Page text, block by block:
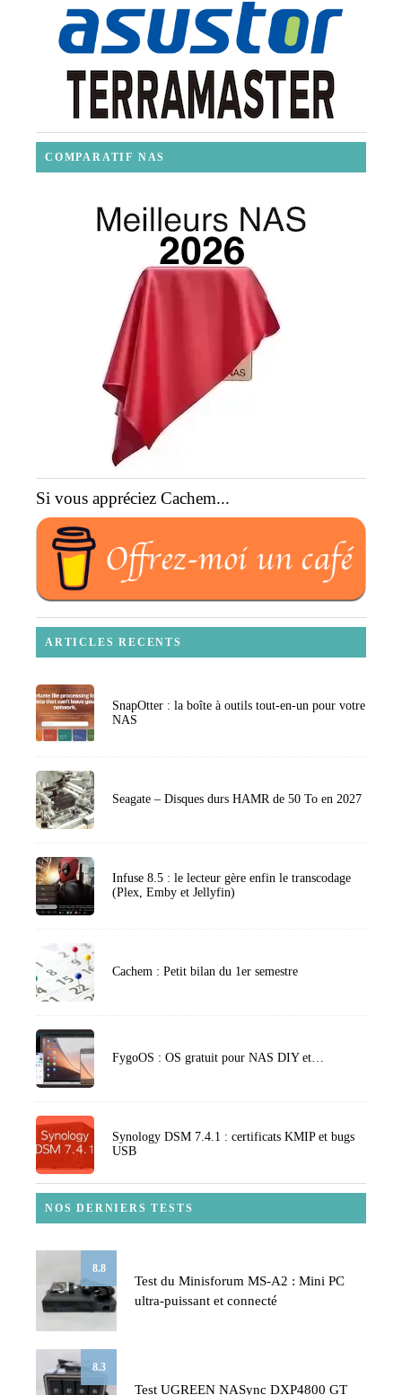
COMPARATIF NAS
Si vous appréciez Cachem...
ARTICLES RECENTS
SnapOtter : la boîte à outils tout-en-un pour votre
NAS
Seagate – Disques durs HAMR de 50 To en 2027
Infuse 8.5 : le lecteur gère enfin le transcodage
(Plex, Emby et Jellyfin)
Cachem : Petit bilan du 1er semestre
FygoOS : OS gratuit pour NAS DIY et…
Synology DSM 7.4.1 : certificats KMIP et bugs
USB
NOS DERNIERS TESTS
8.8
Test du Minisforum MS-A2 : Mini PC
ultra-puissant et connecté
8.3
Test UGREEN NASync DXP4800 GT